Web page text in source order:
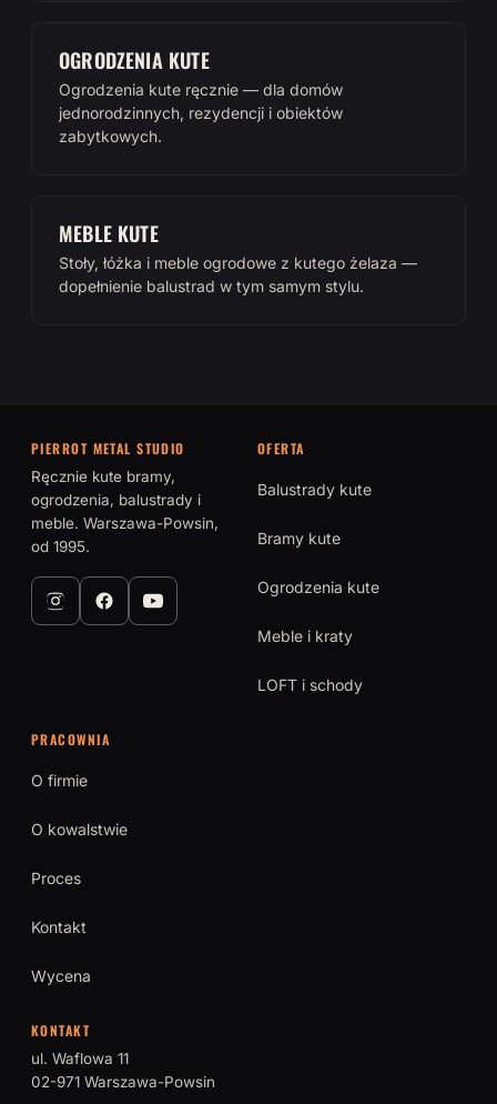
OGRODZENIA KUTE
Ogrodzenia kute ręcznie — dla domów
jednorodzinnych, rezydencji i obiektów
zabytkowych.
MEBLE KUTE
Stoły, łóżka i meble ogrodowe z kutego żelaza —
dopełnienie balustrad w tym samym stylu.
PIERROT METAL STUDIO
Ręcznie kute bramy,
ogrodzenia, balustrady i
meble. Warszawa-Powsin,
od 1995.
OFERTA
Balustrady kute
Bramy kute
Ogrodzenia kute
Meble i kraty
LOFT i schody
PRACOWNIA
O firmie
O kowalstwie
Proces
Kontakt
Wycena
KONTAKT
ul. Waflowa 11
02-971 Warszawa-Powsin